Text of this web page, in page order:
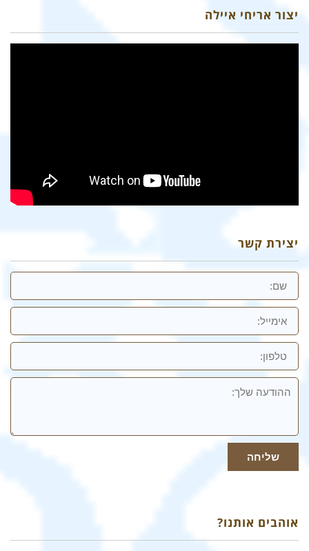
יצור אריחי איילה
יצירת קשר
שם
אימייל
טלפון:
ההודעה
שלך
שליחה
אוהבים אותנו?